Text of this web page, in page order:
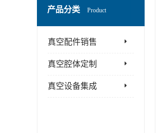
产品分类 Product
真空配件销售
真空腔体定制
真空设备集成